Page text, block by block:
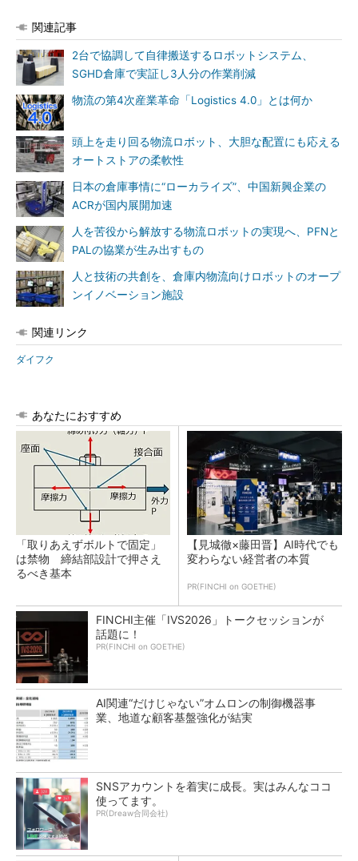
関連記事
2台で協調して自律搬送するロボットシステム、
SGHD倉庫で実証し3人分の作業削減
物流の第4次産業革命「Logistics 4.0」とは何か
頭上を走り回る物流ロボット、大胆な配置にも応える
オートストアの柔軟性
日本の倉庫事情に“ローカライズ”、中国新興企業の
ACRが国内展開加速
人を苦役から解放する物流ロボットの実現へ、PFNと
PALの協業が生み出すもの
人と技術の共創を、倉庫内物流向けロボットのオープ
ンイノベーション施設
関連リンク
ダイフク
あなたにおすすめ
「取りあえずボルトで固定」
は禁物 締結部設計で押さえ
るべき基本
【見城徹×藤田晋】AI時代でも
変わらない経営者の本質
PR(FINCHI on GOETHE)
FINCHI主催「IVS2026」トークセッションが
話題に！
PR(FINCHI on GOETHE)
AI関連“だけじゃない”オムロンの制御機器事
業、地道な顧客基盤強化が結実
SNSアカウントを着実に成長。実はみんなココ
使ってます。
PR(Dreaw合同会社)